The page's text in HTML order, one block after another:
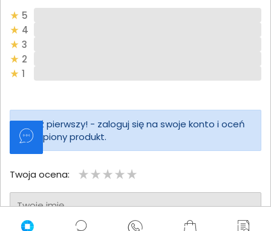
5
4
3
2
1
Bądź pierwszy! - zaloguj się na swoje konto i oceń
zakupiony produkt.
Twoja ocena:
Twoje imię